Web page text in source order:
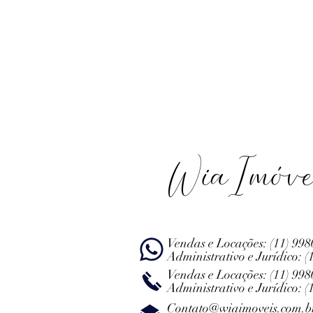
Vendas e Locações: (11)
Administrativo e Jurídico:
Vendas e Locações: (11)
Administrativo e Jurídico: